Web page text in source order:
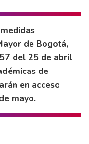
de Bogotá,
del 25 de abril
de
en acceso
mayo.